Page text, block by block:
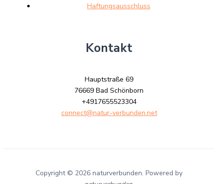
Haftungsausschluss
Kontakt
Hauptstraße 69
76669 Bad Schönborn
+4917655523304
connect@natur-verbunden.net
Copyright © 2026 naturverbunden. Powered by